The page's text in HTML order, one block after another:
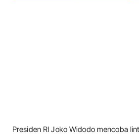
Presiden RI Joko Widodo mencoba